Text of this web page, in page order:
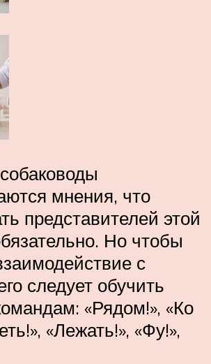
мнения, что
представителей этой
Но чтобы
с
следует обучить
«Рядом!», «Ко
«Лежать!», «Фу!»,